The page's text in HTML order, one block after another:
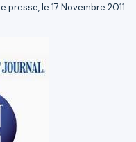
presse, le 17 Novembre 2011